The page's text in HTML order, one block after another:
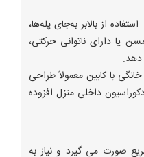
از بالابر به‌جای پله‌ها،
یا دارای ناتوانی حرکتی،
دهد.
با کابین معمولاً طراحی
داخلی منزل افزوده
صورت می گیرد و نیاز به